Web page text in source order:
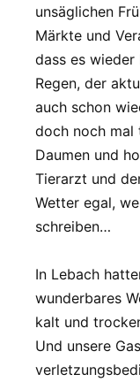
unsäglichen
Märkte und
dass es
Regen, der
auch schon
doch noch
Daumen und
Tierarzt und
Wetter egal,
schreiben…
In Lebach
wunderbares
kalt und
Und unsere